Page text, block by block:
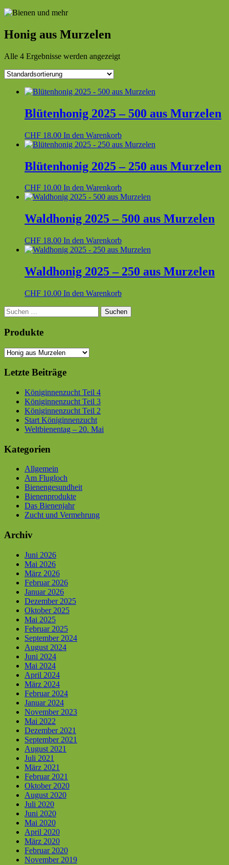
Honig aus Murzelen
Alle 4 Ergebnisse werden angezeigt
Blütenhonig 2025 – 500 aus Murzelen
CHF 18.00 In den Warenkorb
Blütenhonig 2025 – 250 aus Murzelen
CHF 10.00 In den Warenkorb
Waldhonig 2025 – 500 aus Murzelen
CHF 18.00 In den Warenkorb
Waldhonig 2025 – 250 aus Murzelen
CHF 10.00 In den Warenkorb
Haupt-
Seitenleiste
Suchen
nach:
Produkte
Letzte Beiträge
Königinnenzucht Teil 4
Königinnenzucht Teil 3
Königinnenzucht Teil 2
Start Königinnenzucht
Weltbienentag – 20. Mai
Kategorien
Allgemein
Am Flugloch
Bienengesundheit
Bienenprodukte
Das Bienenjahr
Zucht und Vermehrung
Archiv
Juni 2026
Mai 2026
März 2026
Februar 2026
Januar 2026
Dezember 2025
Oktober 2025
Mai 2025
Februar 2025
September 2024
August 2024
Juni 2024
Mai 2024
April 2024
März 2024
Februar 2024
Januar 2024
November 2023
Mai 2022
Dezember 2021
September 2021
August 2021
Juli 2021
März 2021
Februar 2021
Oktober 2020
August 2020
Juli 2020
Juni 2020
Mai 2020
April 2020
März 2020
Februar 2020
November 2019